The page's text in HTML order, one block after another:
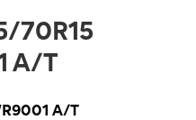
70R15
A/T
A/T